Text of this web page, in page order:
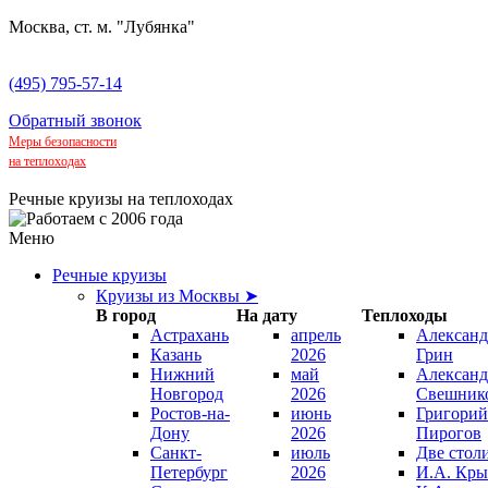
Москва, ст. м. "Лубянка"
(495) 795-57-14
Обратный звонок
Меры безопасности
на теплоходах
Речные круизы на теплоходах
Меню
Речные круизы
Круизы из Москвы ➤
В город
На дату
Теплоходы
Астрахань
Казань
Нижний
Новгород
Ростов-на-
Дону
Санкт-
Петербург
апрель
2026
май
2026
июнь
2026
июль
2026
Грин
Григорий
Пирогов
Две
И.А.